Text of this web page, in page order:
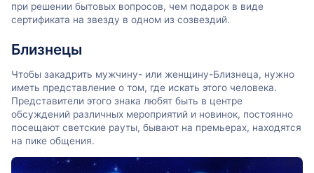
при решении бытовых вопросов, чем подарок в виде
сертификата на звезду в одном из созвездий.
Близнецы
Чтобы закадрить мужчину- или женщину-Близнеца, нужно
иметь представление о том, где искать этого человека.
Представители этого знака любят быть в центре
обсуждений различных мероприятий и новинок, постоянно
посещают светские рауты, бывают на премьерах, находятся
на пике общения.